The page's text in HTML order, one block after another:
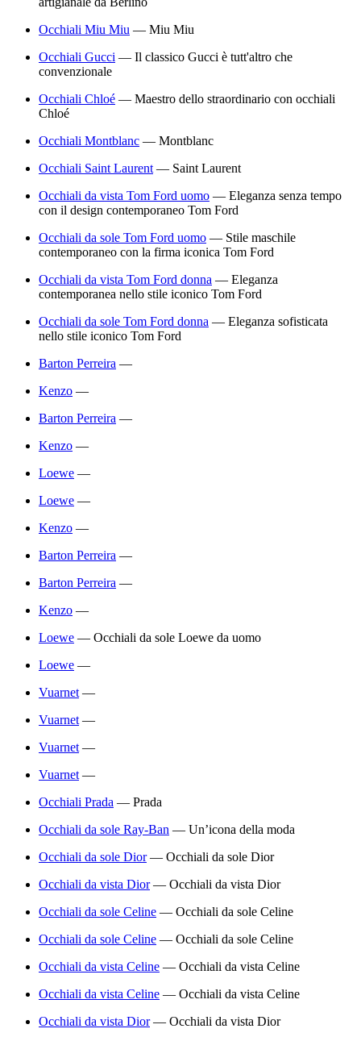
Occhiali Miu Miu — Miu Miu
Occhiali Gucci — Il classico Gucci è tutt'altro che
convenzionale
Occhiali Chloé — Maestro dello straordinario con occhiali
Chloé
Occhiali Montblanc — Montblanc
Occhiali Saint Laurent — Saint Laurent
Occhiali da vista Tom Ford uomo — Eleganza senza tempo
con il design contemporaneo Tom Ford
Occhiali da sole Tom Ford uomo — Stile maschile
contemporaneo con la firma iconica Tom Ford
Occhiali da vista Tom Ford donna — Eleganza
contemporanea nello stile iconico Tom Ford
Occhiali da sole Tom Ford donna — Eleganza sofisticata
nello stile iconico Tom Ford
Barton Perreira —
Kenzo —
Barton Perreira —
Kenzo —
Loewe —
Loewe —
Kenzo —
Barton Perreira —
Barton Perreira —
Kenzo —
Loewe — Occhiali da sole Loewe da uomo
Loewe —
Vuarnet —
Vuarnet —
Vuarnet —
Vuarnet —
Occhiali Prada — Prada
Occhiali da sole Ray-Ban — Un’icona della moda
Occhiali da sole Dior— Occhiali da sole Dior
Occhiali da vista Dior— Occhiali da vista Dior
Occhiali da sole Celine — Occhiali da sole Celine
Occhiali da sole Celine — Occhiali da sole Celine
Occhiali da vista Celine — Occhiali da vista Celine
Occhiali da vista Celine — Occhiali da vista Celine
Occhiali da vista Dior— Occhiali da vista Dior